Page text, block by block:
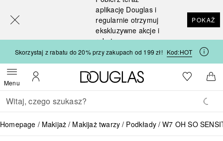
aplikację Douglas i
regularnie otrzymuj
ekskluzywne akcje i
rabaty
POKAŻ
Skorzystaj z rabatu do 20% przy zakupach od 199 zł! Kod:HOT
MenuOtwórz menuMoje konto
Strona główna Douglas
Do listyDo
Wracać
Wykonaj wyszukiwanie
Homepage Makijaż Makijaż twarzy Podkłady W7 OH SO
[navigation.slideout.screenreader]